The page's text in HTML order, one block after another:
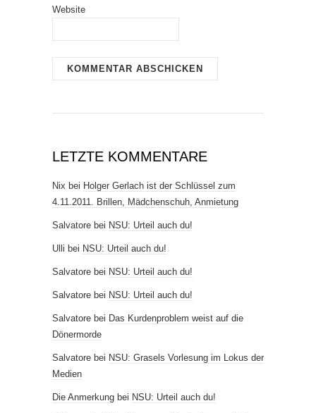
Website
LETZTE KOMMENTARE
Nix bei Holger Gerlach ist der Schlüssel zum
4.11.2011. Brillen, Mädchenschuh, Anmietung
Salvatore bei NSU: Urteil auch du!
Ulli bei NSU: Urteil auch du!
Salvatore bei NSU: Urteil auch du!
Salvatore bei NSU: Urteil auch du!
Salvatore bei Das Kurdenproblem weist auf die
Dönermorde
Salvatore bei NSU: Grasels Vorlesung im Lokus der
Medien
Die Anmerkung bei NSU: Urteil auch du!